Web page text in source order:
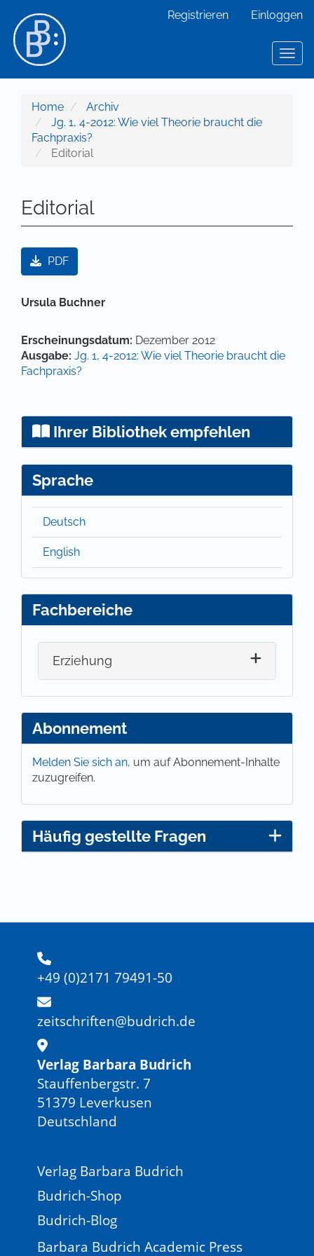
Hauptinhalt
Sidebar
Registrieren Einloggen
Home
Archiv
Jg. 1, 4-2012: Wie viel Theorie braucht die
Fachpraxis?
Editorial
Editorial
Artikel-Sidebar
PDF
Hauptsächlicher Artikelinhalt
Ursula Buchner
Artikel-Details
Erscheinungsdatum: Dezember 2012
Ausgabe: Jg. 1, 4-2012: Wie viel Theorie braucht die
Fachpraxis?
Ihrer Bibliothek empfehlen
Sprache
Deutsch
English
Fachbereiche
Erziehung
Abonnement
Melden Sie sich an, um auf Abonnement-Inhalte
zuzugreifen.
Häufig gestellte Fragen
+49 (0)2171 79491-50
zeitschriften@budrich.de
Verlag Barbara Budrich
Stauffenbergstr. 7
51379 Leverkusen
Deutschland
Verlag Barbara Budrich
Budrich-Shop
Budrich-Blog
Barbara Budrich Academic Press